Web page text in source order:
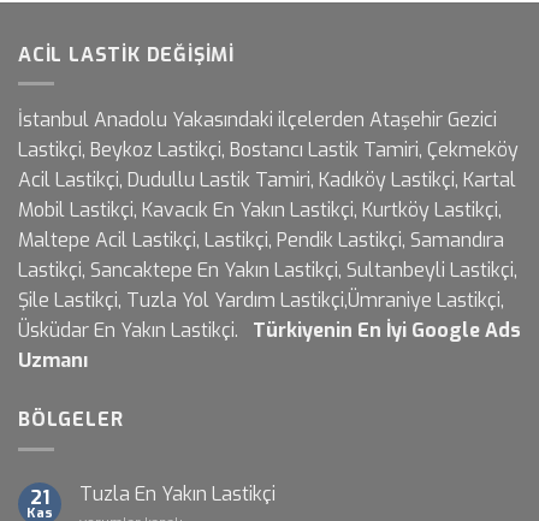
ACIL LASTIK DEĞIŞIMI
İstanbul Anadolu Yakasındaki ilçelerden Ataşehir Gezici
Lastikçi, Beykoz Lastikçi, Bostancı Lastik Tamiri, Çekmeköy
Acil Lastikçi, Dudullu Lastik Tamiri, Kadıköy Lastikçi, Kartal
Mobil Lastikçi, Kavacık En Yakın Lastikçi, Kurtköy Lastikçi,
Maltepe Acil Lastikçi, Lastikçi, Pendik Lastikçi, Samandıra
Lastikçi, Sancaktepe En Yakın Lastikçi, Sultanbeyli Lastikçi,
Şile Lastikçi, Tuzla Yol Yardım Lastikçi,Ümraniye Lastikçi,
Üsküdar En Yakın Lastikçi. Türkiyenin En İyi Google Ads
Uzmanı
BÖLGELER
21
Kas
Tuzla En Yakın Lastikçi